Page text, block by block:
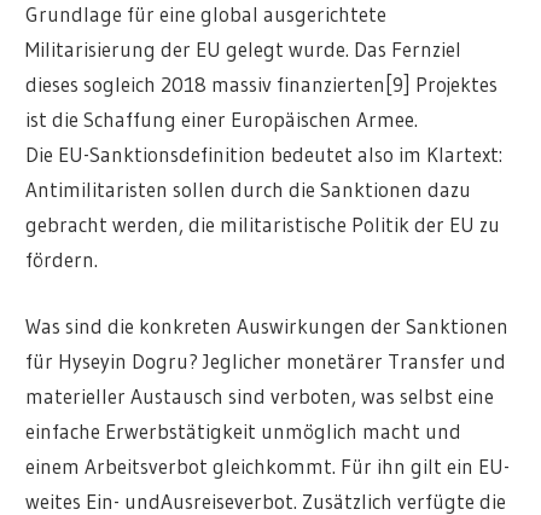
Grundlage für eine global ausgerichtete
Militarisierung der EU gelegt wurde. Das Fernziel
dieses sogleich 2018 massiv finanzierten[9] Projektes
ist die Schaffung einer Europäischen Armee.
Die EU-Sanktionsdefinition bedeutet also im Klartext:
Antimilitaristen sollen durch die Sanktionen dazu
gebracht werden, die militaristische Politik der EU zu
fördern.
Was sind die konkreten Auswirkungen der Sanktionen
für Hyseyin Dogru? Jeglicher monetärer Transfer und
materieller Austausch sind verboten, was selbst eine
einfache Erwerbstätigkeit unmöglich macht und
einem Arbeitsverbot gleichkommt. Für ihn gilt ein EU-
weites Ein- undAusreiseverbot. Zusätzlich verfügte die